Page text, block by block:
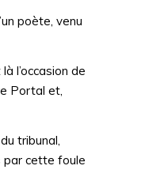
poète, venu
l’occasion de
Portal et,
tribunal,
par cette foule